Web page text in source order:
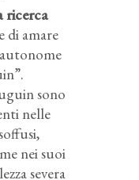
ricerca
di amare
sono
nelle
nei suoi
severa